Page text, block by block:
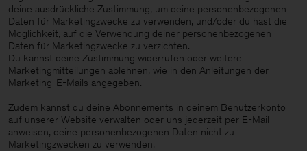
deine ausdrückliche Zustimmung, um deine personenbezogenen
Daten für Marketingzwecke zu verwenden, und/oder du hast die
Möglichkeit, auf die Verwendung deiner personenbezogenen
Daten für Marketingzwecke zu verzichten.
Du kannst deine Zustimmung widerrufen oder weitere
Marketingmitteilungen ablehnen, wie in den Anleitungen der
Marketing-E-Mails angegeben.
Zudem kannst du deine Abonnements in deinem Benutzerkonto
auf unserer Website verwalten oder uns jederzeit per E-Mail
anweisen, deine personenbezogenen Daten nicht zu
Marketingzwecken zu verwenden.